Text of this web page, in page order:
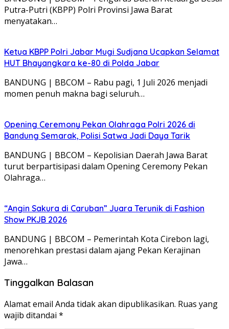
Putra-Putri (KBPP) Polri Provinsi Jawa Barat
menyatakan…
Ketua KBPP Polri Jabar Mugi Sudjana Ucapkan Selamat
HUT Bhayangkara ke-80 di Polda Jabar
BANDUNG | BBCOM – Rabu pagi, 1 Juli 2026 menjadi
momen penuh makna bagi seluruh…
Opening Ceremony Pekan Olahraga Polri 2026 di
Bandung Semarak, Polisi Satwa Jadi Daya Tarik
BANDUNG | BBCOM – Kepolisian Daerah Jawa Barat
turut berpartisipasi dalam Opening Ceremony Pekan
Olahraga…
“Angin Sakura di Caruban” Juara Terunik di Fashion
Show PKJB 2026
BANDUNG | BBCOM – Pemerintah Kota Cirebon lagi,
menorehkan prestasi dalam ajang Pekan Kerajinan
Jawa…
Tinggalkan Balasan
Alamat email Anda tidak akan dipublikasikan. Ruas yang
wajib ditandai *